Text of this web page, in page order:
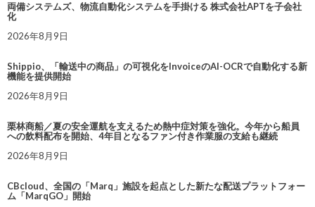
両備システムズ、物流自動化システムを手掛ける 株式会社APTを子会社
化
2026年8月9日
Shippio、「輸送中の商品」の可視化をInvoiceのAI-OCRで自動化する新
機能を提供開始
2026年8月9日
栗林商船／夏の安全運航を支えるため熱中症対策を強化。今年から船員
への飲料配布を開始、4年目となるファン付き作業服の支給も継続
2026年8月9日
CBcloud、全国の「Marq」施設を起点とした新たな配送プラットフォー
ム「MarqGO」開始